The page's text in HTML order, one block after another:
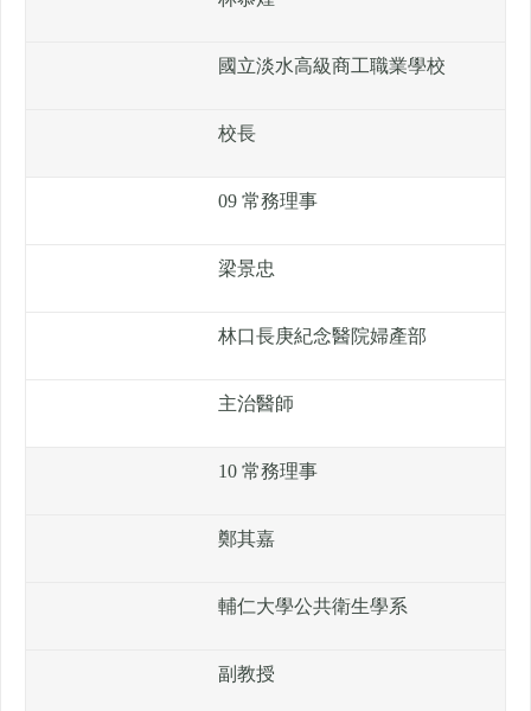
國立淡水高級商工職業學校
校長
09 常務理事
梁景忠
林口長庚紀念醫院婦產部
主治醫師
10 常務理事
鄭其嘉
輔仁大學公共衛生學系
副教授